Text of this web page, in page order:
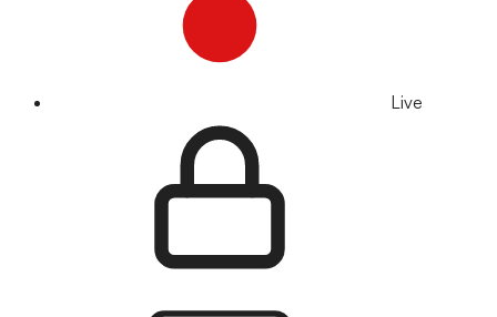
Live